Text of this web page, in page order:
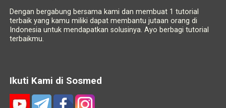
Dengan bergabung bersama kami dan membuat 1 tutorial
terbaik yang kamu miliki dapat membantu jutaan orang di
Indonesia untuk mendapatkan solusinya. Ayo berbagi tutorial
terbaikmu.
Ikuti Kami di Sosmed